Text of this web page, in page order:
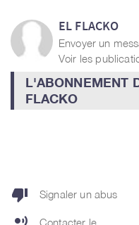
EL FLACKO
Envoyer un
Voir les
L'ABONNEMENT
FLACKO
thumb_down Signaler un abus
Contacter le